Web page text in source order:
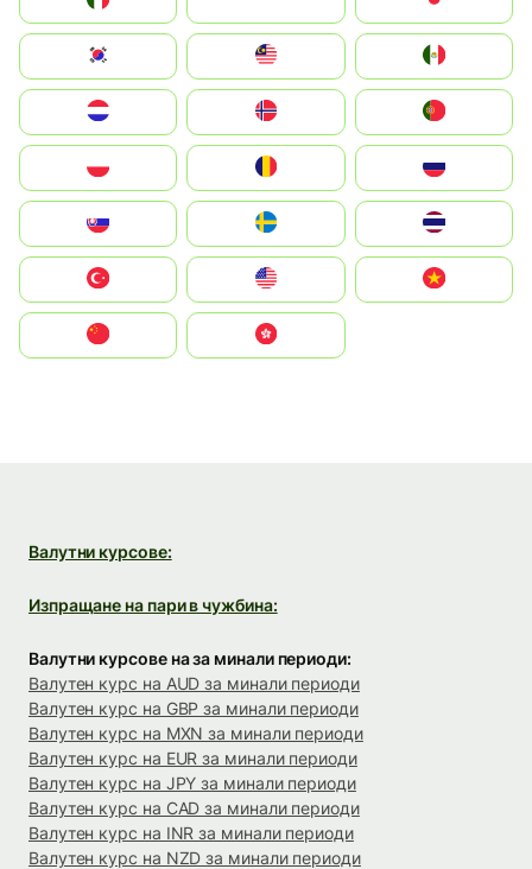
South Korea
United States
中國香港特別行政區
Валутни курсове:
Изпращане на пари в чужбина:
Валутни курсове на за минали периоди:
Валутен курс на AUD за минали периоди
Валутен курс на GBP за минали периоди
Валутен курс на MXN за минали периоди
Валутен курс на EUR за минали периоди
Валутен курс на JPY за минали периоди
Валутен курс на CAD за минали периоди
Валутен курс на INR за минали периоди
Валутен курс на NZD за минали периоди